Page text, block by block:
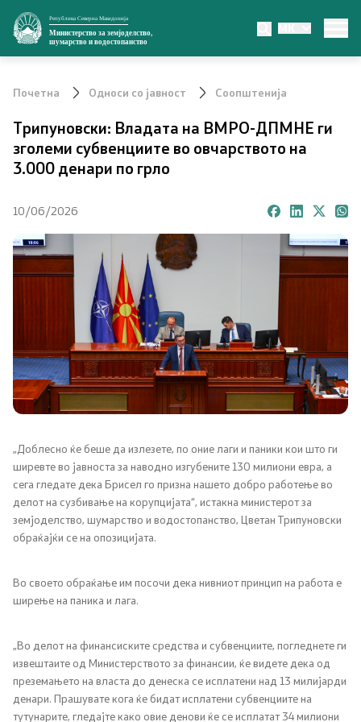
Република Северна Македонија
Министерство за земјоделство,
шумарство и водостопанство
MK
Министерство
Заменик министер
Органи во состав
Органограм
Превенција од корупција
Односи со јавност
Новости
Соопштенија
Јавни огласи
Завршени јавни огласи
Завршени конкурси
Документи и информации од јавен карактер
Јавно достапни информации
Почетна Односи со јавност Соопштенија
Трипуновски: Владата на ВМРО-ДПМНЕ ги
зголеми субвенциите во овчарството на
3.000 денари по грло
10/06/2026
„Доблесно ќе беше да излезете, по оние лаги и паники кои што ги
ширевте во јавноста за наводно изгубените 130 милиони евра, а
сега гледате дека Брисел го призна нашето добро работење во
делот на сузбивање на корупцијата“, истакна министерот за
земјоделство, шумарство и водостопанство, Цветан Трипуновски
обраќајќи се на опозицијата.
Во своето обраќање им посочи дека нивниот принцип на работа е
ширење на паника и лага.
„Во делот на финансиските средства и субвенциите, погледнете ги
извештаите од Министерството за финансии, ќе видете дека од
преземањето на власта до денеска се исплатени над 13 милијарди
денари. Прашувате кога ќе бидат исплатени субвенциите на
тутунарите, гледајте како овие денови ќе се исплатат 34 милиони